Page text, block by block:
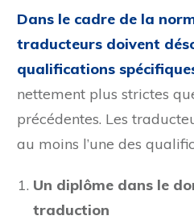
Dans le cadre de la
traducteurs doivent
qualifications
nettement plus strictes
précédentes. Les
au moins l’une des
Un diplôme dans le
traduction